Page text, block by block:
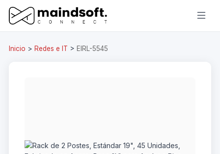
Inicio > Redes e IT > EIRL-5545